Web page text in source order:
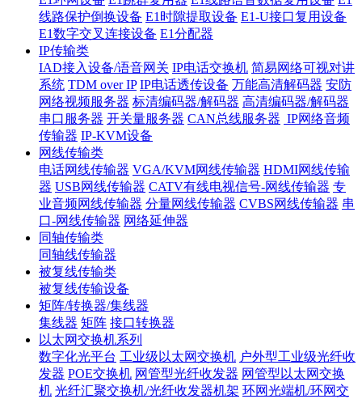
线路保护倒换设备 E1时隙提取设备 E1-U接口复用设备
E1数字交叉连接设备 E1分配器
IP传输类
IAD接入设备/语音网关 IP电话交换机 简易网络可视对讲
系统 TDM over IP IP电话透传设备 万能高清解码器 安防
网络视频服务器 标清编码器/解码器 高清编码器/解码器
串口服务器 开关量服务器 CAN总线服务器 IP网络音频
传输器 IP-KVM设备
网线传输类
电话网线传输器 VGA/KVM网线传输器 HDMI网线传输
器 USB网线传输器 CATV有线电视信号-网线传输器 专
业音频网线传输器 分量网线传输器 CVBS网线传输器 串
口-网线传输器 网络延伸器
同轴传输类
同轴线传输器
被复线传输类
被复线传输设备
矩阵/转换器/集线器
集线器 矩阵 接口转换器
以太网交换机系列
数字化光平台 工业级以太网交换机 户外型工业级光纤收
发器 POE交换机 网管型光纤收发器 网管型以太网交换
机 光纤汇聚交换机/光纤收发器机架 环网光端机/环网交